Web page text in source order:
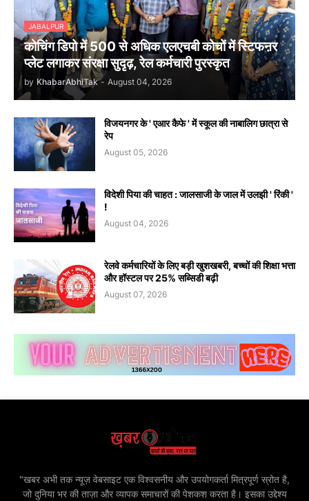
JABALPUR
कोचिंग डिपो में 500 से अधिक एलएचबी कोचों में स्टिफऩर
प्लेट लगाकर संरक्षा सुदृढ़, रेल कर्मचारी पुरस्कृत
by KhabarAbhiTak - August 04, 2026
विजयनगर के ' एआर कैफे ' में स्कूल की नाबालिग छात्रा से
रेप
August 05, 2026
विदेशी पिया की चाहत : जालसाजी के जाल में उलझी ' रिंकी '
!
August 04, 2026
रेलवे कर्मचारियों के लिए बड़ी खुशखबरी, बच्चों की शिक्षा भत्ता
और हॉस्टल पर 25% सब्सिडी बढ़ी
August 07, 2026
"खबर अभी तक न्यूज़ वेबसाइट एक विश्वसनीय और उपयोगकर्ता मित्रपूर्ण स्रोत है,
जो दुनिया भर की ताज़ा और व्यापक समाचारों की पेशकश करता है। इसका उद्देश्य